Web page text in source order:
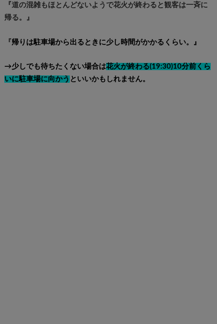
『道の混雑もほとんどないようで花火が終わると観客は一斉に
帰る。』
『 帰りは駐車場から出るときに少し時間がかかるくらい。』
→少しでも待ちたくない場合は花火が終わる(19:30)10分前くら
いに駐車場に向かう といいかもしれません。